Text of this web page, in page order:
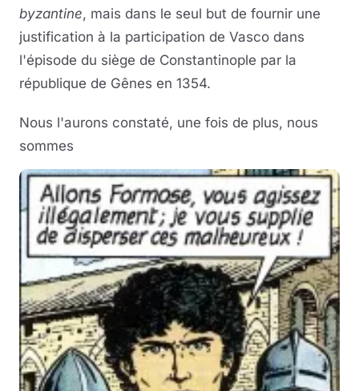
byzantine, mais dans le seul but de fournir une
justification à la participation de Vasco dans
l'épisode du siège de Constantinople par la
république de Gênes en 1354.
Nous l'aurons constaté, une fois de plus, nous
sommes